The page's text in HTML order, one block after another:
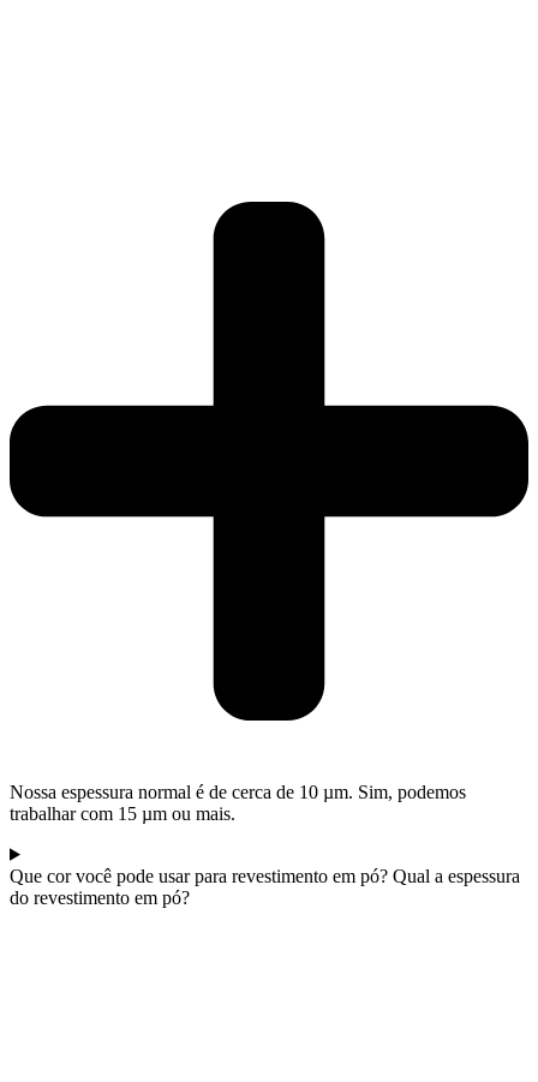
Nossa espessura normal é de cerca de 10 µm. Sim, podemos
trabalhar com 15 µm ou mais.
Que cor você pode usar para revestimento em pó? Qual a espessura
do revestimento em pó?